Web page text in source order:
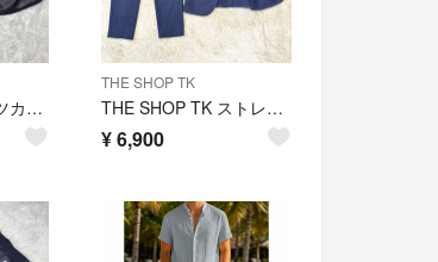
極上の品格♡スーツカンパニー セットアップスーツ 180 4Drop ゆったり
THE SHOP TK
THE SHOP TK ストレッチスーツ 上下 ネイビー 伸縮性 トラベル 出張
¥6,900